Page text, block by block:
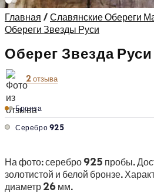
Главная /Славянские Обереги
Обереги Звезды Руси
Оберег Звезда
2 отзыва
Бронза
Серебро 925
На фото: серебро 925 пробы.
золотистой и белой бронзе.
диаметр 26 мм.